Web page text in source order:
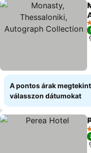
A pontos árak
válasszon dátumokat